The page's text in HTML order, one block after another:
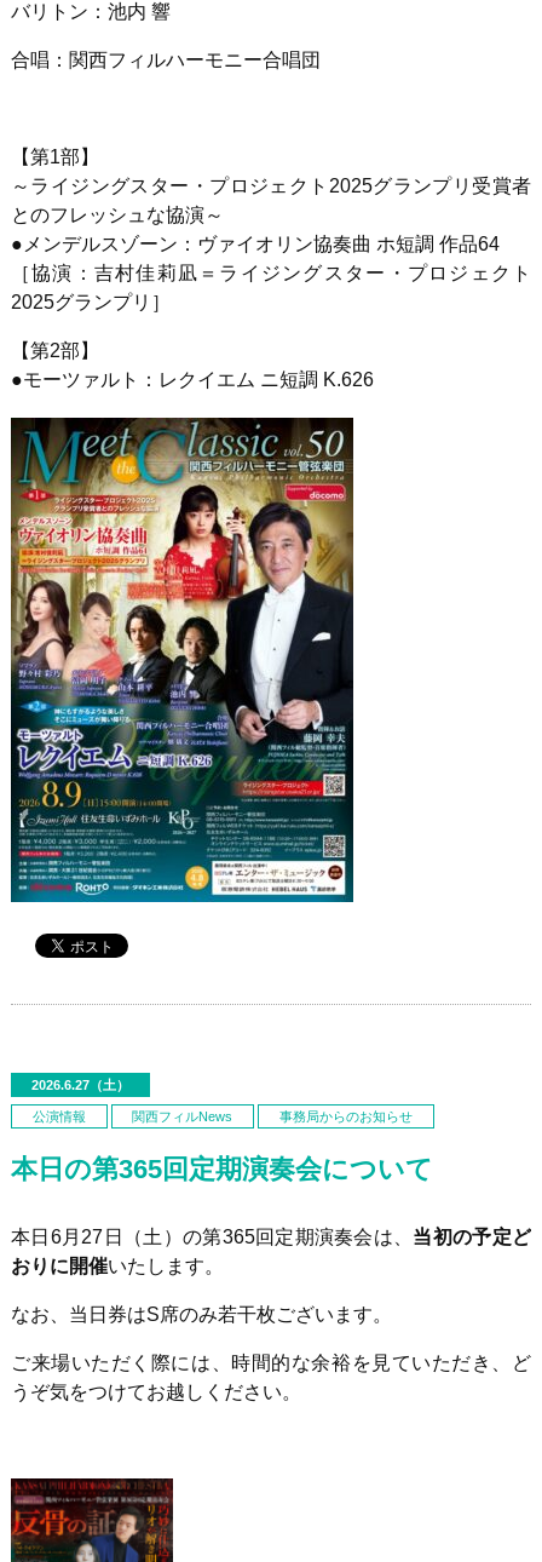
バリトン：池内 響
合唱：関西フィルハーモニー合唱団
【第1部】
～ライジングスター・プロジェクト 2025グランプリ受賞者
とのフレッシュな協演～
● メンデルスゾーン：ヴァイオリン協奏曲 ホ短調 作品64
［協演：吉村佳莉凪＝ライジングスター・プロジェクト
2025グランプリ］
【第2部】
●モーツァルト：レクイエム ニ短調 K.626
2026.6.27（土）
公演情報 関西フィルNews 事務局からのお知らせ
本日の第365回定期演奏会について
本日 6月 27 日（土）の第365回定期演奏会は、 当初の予定ど
おりに開催いたします。
なお、当日券はS席のみ若干枚ございます。
ご来場いただく際には、時間的な余裕を見ていただき、ど
うぞ気をつけてお越しください。